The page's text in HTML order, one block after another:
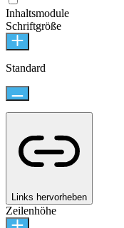
Inhaltsmodule
Schriftgröße
Standard
Links hervorheben
Zeilenhöhe